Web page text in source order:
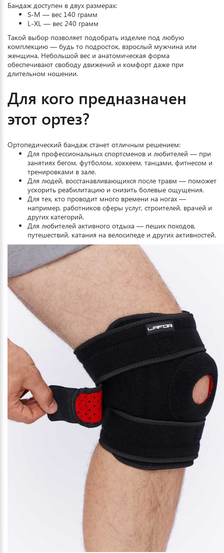
Бандаж доступен в двух размерах:
S-M — вес 140 грамм
L-XL — вес 240 грамм
Такой выбор позволяет подобрать изделие под любую
комплекцию — будь то подросток, взрослый мужчина или
женщина. Небольшой вес и анатомическая форма
обеспечивают свободу движений и комфорт даже при
длительном ношении.
Для кого предназначен
этот ортез?
Ортопедический бандаж станет отличным решением:
Для профессиональных спортсменов и любителей — при
занятиях бегом, футболом, хоккеем, танцами, фитнесом и
тренировками в зале.
Для людей, восстанавливающихся после травм — поможет
ускорить реабилитацию и снизить болевые ощущения.
Для тех, кто проводит много времени на ногах —
например, работников сферы услуг, строителей, врачей и
других категорий.
Для любителей активного отдыха — пеших походов,
путешествий, катания на велосипеде и других активностей.